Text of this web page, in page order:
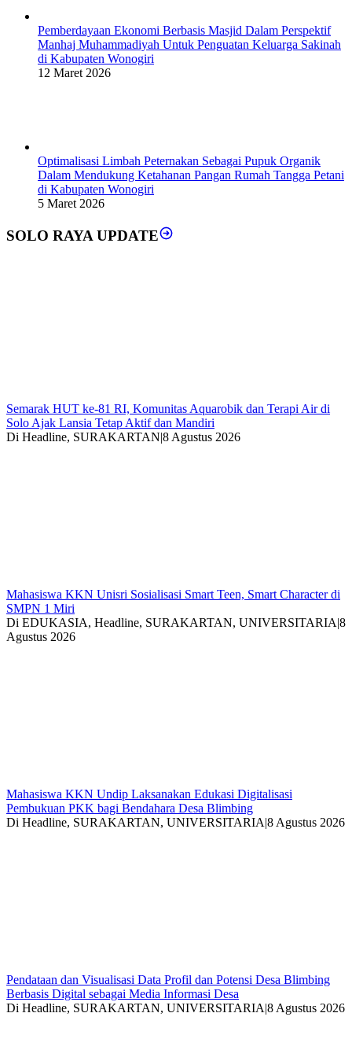
Pemberdayaan Ekonomi Berbasis Masjid Dalam Perspektif
Manhaj Muhammadiyah Untuk Penguatan Keluarga Sakinah
di Kabupaten Wonogiri
12 Maret 2026
Optimalisasi Limbah Peternakan Sebagai Pupuk Organik
Dalam Mendukung Ketahanan Pangan Rumah Tangga Petani
di Kabupaten Wonogiri
5 Maret 2026
SOLO RAYA UPDATE
Semarak HUT ke-81 RI, Komunitas Aquarobik dan Terapi Air di
Solo Ajak Lansia Tetap Aktif dan Mandiri
Di Headline, SURAKARTAN 8 Agustus 2026
Mahasiswa KKN Unisri Sosialisasi Smart Teen, Smart Character di
SMPN 1 Miri
Di EDUKASIA, Headline, SURAKARTAN, UNIVERSITARIA8
Agustus 2026
Mahasiswa KKN Undip Laksanakan Edukasi Digitalisasi
Pembukuan PKK bagi Bendahara Desa Blimbing
Di Headline, SURAKARTAN, UNIVERSITARIA8 Agustus 2026
Pendataan dan Visualisasi Data Profil dan Potensi Desa Blimbing
Berbasis Digital sebagai Media Informasi Desa
Di Headline, SURAKARTAN, UNIVERSITARIA8 Agustus 2026